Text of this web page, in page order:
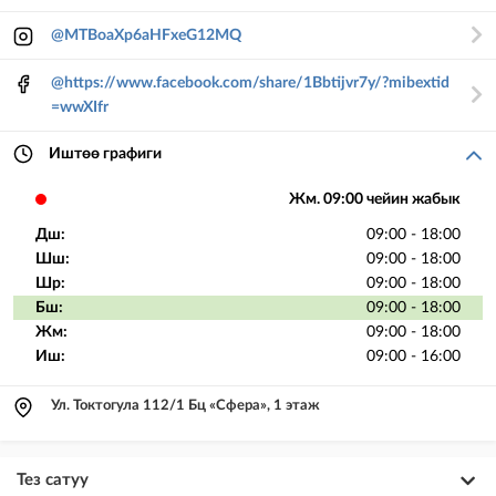
@MTBoaXp6aHFxeG12MQ
@https://www.facebook.com/share/1Bbtijvr7y/?mibextid
=wwXIfr
Иштөө графиги
Жм. 09:00 чейин жабык
Дш:
09:00 - 18:00
Шш:
09:00 - 18:00
Шр:
09:00 - 18:00
Бш:
09:00 - 18:00
Жм:
09:00 - 18:00
Иш:
09:00 - 16:00
Ул. Токтогула 112/1 Бц «Сфера», 1 этаж
Тез сатуу